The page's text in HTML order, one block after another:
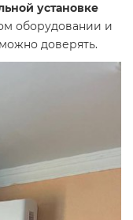
установке
оборудовании и
доверять.